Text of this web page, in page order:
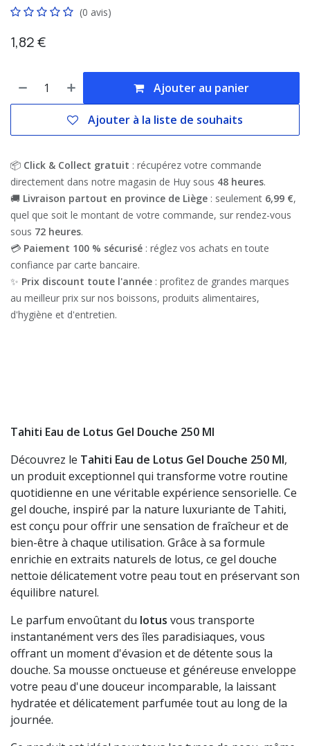
(0 avis)
1,82€
Ajouter au panier
Ajouter à la liste de souhaits
📦 Click & Collect gratuit : récupérez votre commande
directement dans notre magasin de Huy sous 48 heures.
🚚 Livraison partout en province de Liège : seulement 6,99 €,
quel que soit le montant de votre commande, sur rendez-vous
sous 72 heures.
💳 Paiement 100 % sécurisé : réglez vos achats en toute
confiance par carte bancaire.
✨ Prix discount toute l'année : profitez de grandes marques
au meilleur prix sur nos boissons, produits alimentaires,
d'hygiène et d'entretien.
Tahiti Eau de Lotus Gel Douche 250 Ml
Découvrez le Tahiti Eau de Lotus Gel Douche 250 Ml,
un produit exceptionnel qui transforme votre routine
quotidienne en une véritable expérience sensorielle. Ce
gel douche, inspiré par la nature luxuriante de Tahiti,
est conçu pour offrir une sensation de fraîcheur et de
bien-être à chaque utilisation. Grâce à sa formule
enrichie en extraits naturels de lotus, ce gel douche
nettoie délicatement votre peau tout en préservant son
équilibre naturel.
Le parfum envoûtant du lotus vous transporte
instantanément vers des îles paradisiaques, vous
offrant un moment d'évasion et de détente sous la
douche. Sa mousse onctueuse et généreuse enveloppe
votre peau d'une douceur incomparable, la laissant
hydratée et délicatement parfumée tout au long de la
journée.